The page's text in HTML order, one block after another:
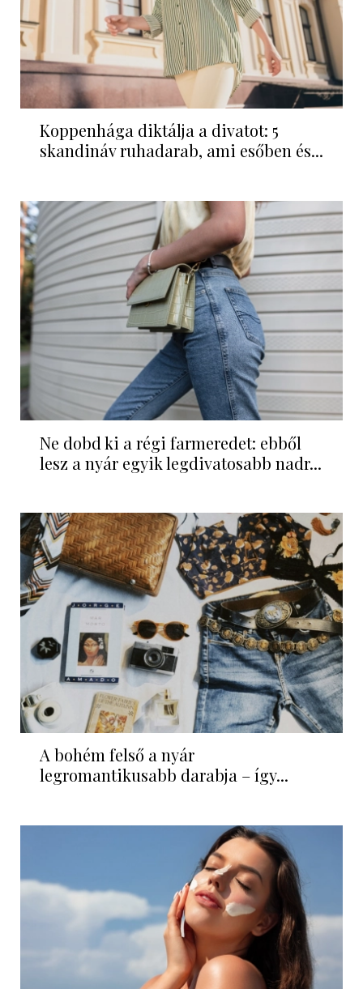
Koppenhága diktálja a divatot: 5
skandináv ruhadarab, ami esőben és...
Ne dobd ki a régi farmeredet: ebből
lesz a nyár egyik legdivatosabb nadr...
A bohém felső a nyár
legromantikusabb darabja – így...